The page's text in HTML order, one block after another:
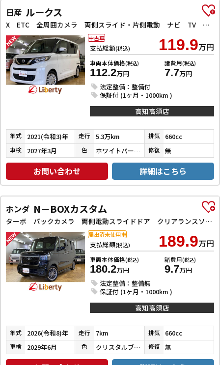
日産 ルークス
X ETC 全周囲カメラ 両側スライド・片側電動 ナビ TV クリアランスソナー 衝突被害軽減システム オートライト スマートキー アイドリングストップ 電動格納ミラー ベンチシート CVT
支払総額(税込) 119.9万円
車両本体価格(税込)
112.2万円
諸費用(税込)
7.7万円
法定整備：整備付
保証付 (1ヶ月・1000km )
中古車
高知高須店
年式 2021(令和3)年 走行 5.3万km 排気 660cc
車検 2027年3月 色 ホワイトパール３コートパール 修復 無
お問い合わせ 詳細はこちら
ホンダ N－BOXカスタム
ターボ バックカメラ 両側電動スライドドア クリアランスソナー オートクルーズコントロール レーンアシスト 衝突被害軽減システム オートライト LEDヘッドランプ スマートキー アイドリングストップ
支払総額(税込) 189.9万円
車両本体価格(税込)
180.2万円
諸費用(税込)
9.7万円
法定整備：整備無
保証付 (1ヶ月・1000km )
届出済未使用車
高知高須店
年式 2026(令和8)年 走行 7km 排気 660cc
車検 2029年6月 色 クリスタルブラックパール 修復 無